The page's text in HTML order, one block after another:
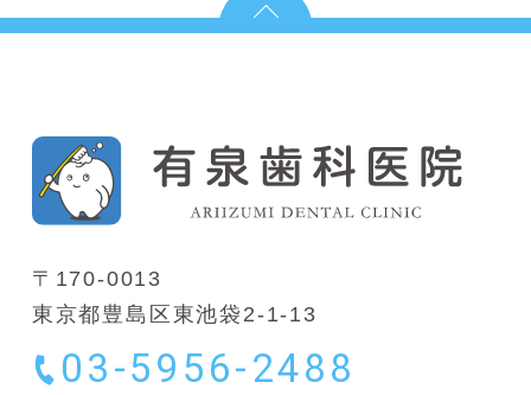
〒170-0013
東京都豊島区東池袋2-1-13
03-5956-2488